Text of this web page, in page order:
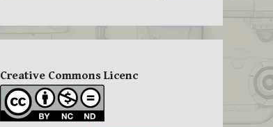
Creative Commons Licenc